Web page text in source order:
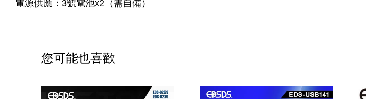
電源供應：3號電池x2（需自備）
您可能也喜歡